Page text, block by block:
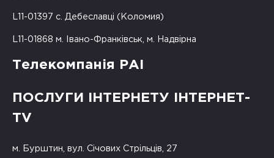
L11-01397 с. Дебеславці (Коломия)
L11-01868 м. Івано-Франківськ, м. Надвірна
Телекомпанія РАІ
ПОСЛУГИ ІНТЕРНЕТУ ІНТЕРНЕТ-
TV
м. Бурштин, вул. Січових Стрільців, 27